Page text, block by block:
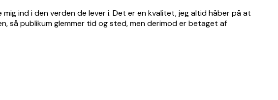
ind i den verden de lever i. Det er en kvalitet, jeg altid håber på at
så publikum glemmer tid og sted, men derimod er betaget af